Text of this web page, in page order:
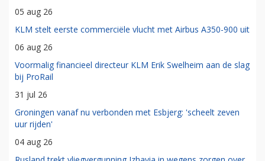
05 aug 26
KLM stelt eerste commerciële vlucht met Airbus A350-900 uit
06 aug 26
Voormalig financieel directeur KLM Erik Swelheim aan de slag
bij ProRail
31 jul 26
Groningen vanaf nu verbonden met Esbjerg: 'scheelt zeven
uur rijden'
04 aug 26